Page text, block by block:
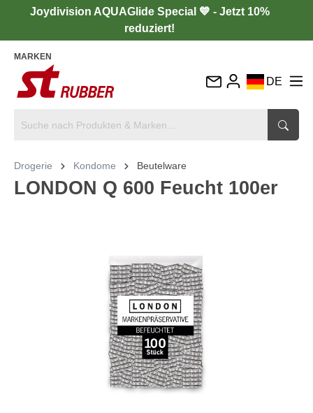
Joydivision AQUAGlide Special 💙 - Jetzt 10%
reduziert!
MARKEN
DE
IT
Drogerie Kondome Beutelware
LONDON Q 600 Feucht 100er